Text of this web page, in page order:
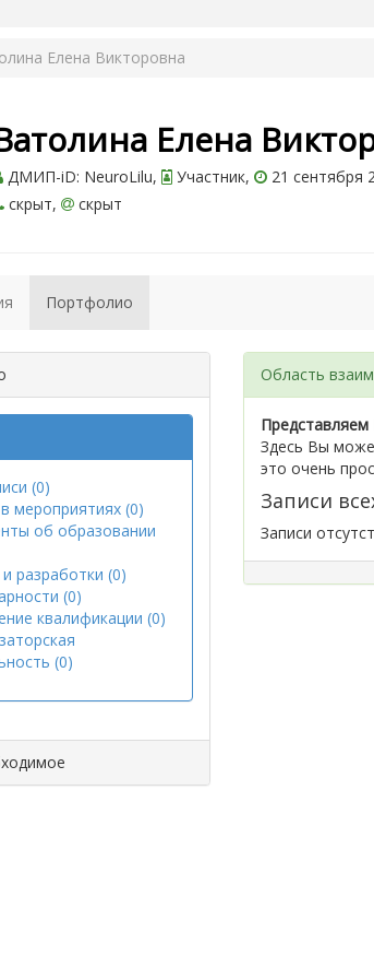
Елена Викторовна
Елена
ДМИП-iD: NeuroLilu, Участник,
21 сентября
скрыт,
скрыт
Портфолио
(0)
мероприятиях (0)
об образовании
разработки (0)
(0)
квалификации (0)
(0)
Область
Здесь Вы
это очень
Записи
Записи